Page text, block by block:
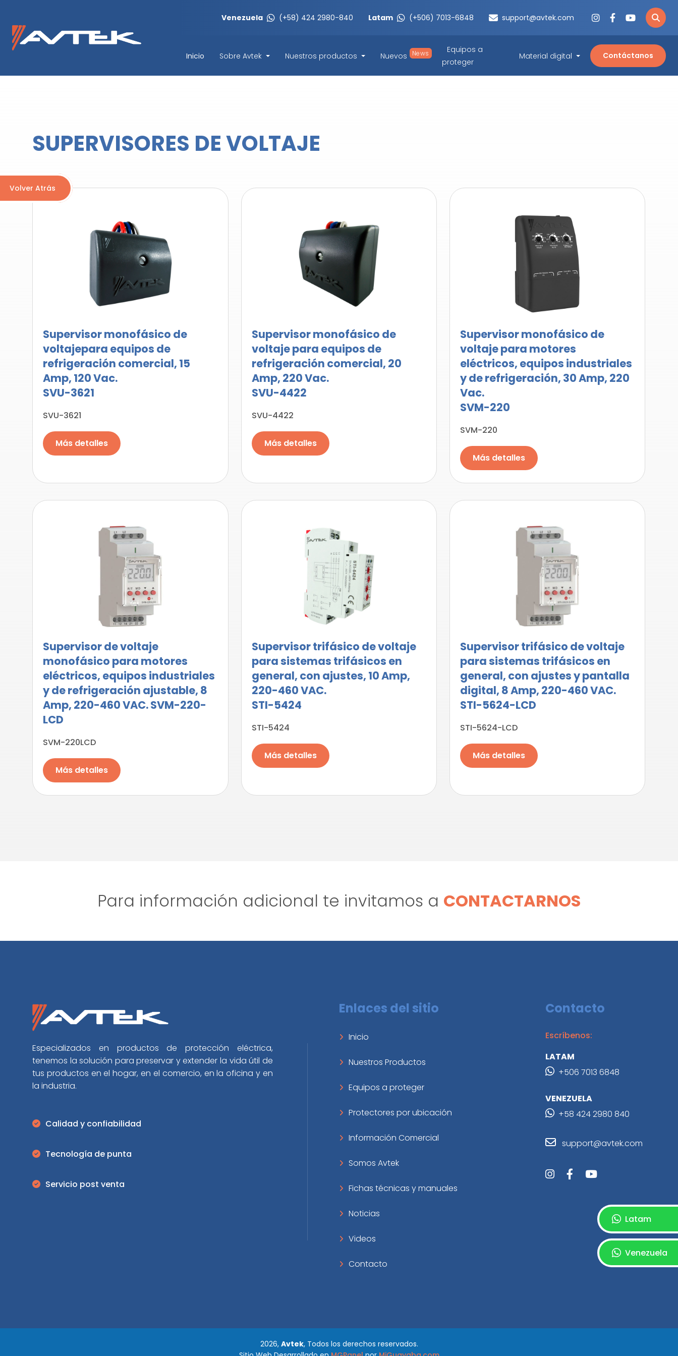
Venezuela (+58) 424 2980-840 Latam (+506) 7013-6848 support@avtek.com
Inicio Sobre Avtek Nuestros productos Nuevos News
Equipos a
proteger
Material digital Contáctanos
Latam
Venezuela
SUPERVISORES DE VOLTAJE
Volver Atrás
Supervisor monofásico de
voltajepara equipos de
refrigeración comercial, 15
Amp, 120 Vac.
SVU-3621
SVU-3621
Más detalles
Supervisor monofásico de
voltaje para equipos de
refrigeración comercial, 20
Amp, 220 Vac.
SVU-4422
SVU-4422
Más detalles
Supervisor monofásico de
voltaje para motores
eléctricos, equipos industriales
y de refrigeración, 30 Amp, 220
Vac.
SVM-220
SVM-220
Más detalles
Supervisor de voltaje
monofásico para motores
eléctricos, equipos industriales
y de refrigeración ajustable, 8
Amp, 220-460 VAC. SVM-220-
LCD
SVM-220LCD
Más detalles
Supervisor trifásico de voltaje
para sistemas trifásicos en
general, con ajustes, 10 Amp,
220-460 VAC.
STI-5424
STI-5424
Más detalles
Supervisor trifásico de voltaje
para sistemas trifásicos en
general, con ajustes y pantalla
digital, 8 Amp, 220-460 VAC.
STI-5624-LCD
STI-5624-LCD
Más detalles
Para información adicional te invitamos a CONTACTARNOS
Especializados en productos de protección eléctrica,
tenemos la solución para preservar y extender la vida útil de
tus productos en el hogar, en el comercio, en la oficina y en
la industria.
Calidad y confiabilidad
Tecnología de punta
Servicio post venta
Enlaces del sitio
Inicio
Nuestros Productos
Equipos a proteger
Protectores por ubicación
Información Comercial
Somos Avtek
Fichas técnicas y manuales
Noticias
Videos
Contacto
Contacto
Escríbenos:
LATAM
+506 7013 6848
VENEZUELA
+58 424 2980 840
support@avtek.com
2026, Avtek, Todos los derechos reservados.